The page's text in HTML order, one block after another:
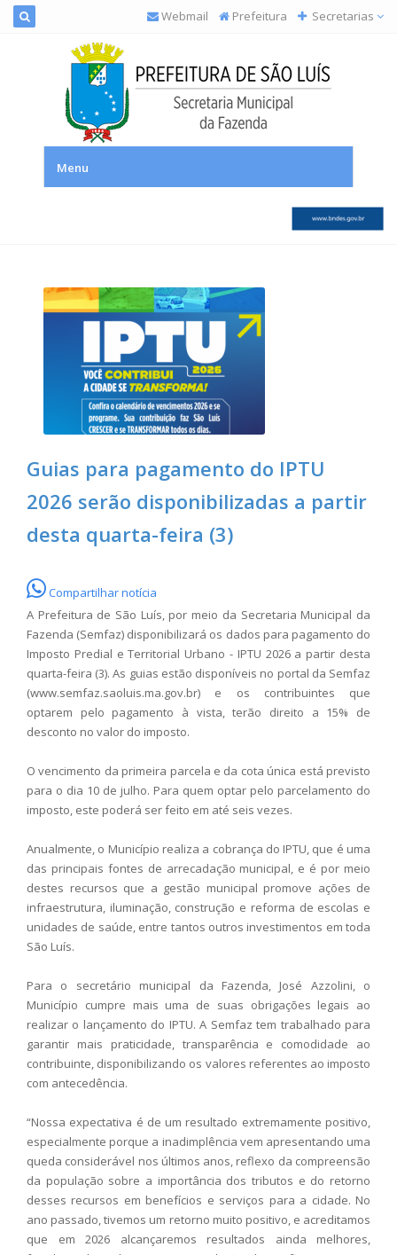
Webmail Prefeitura Secretarias
Menu
Guias para pagamento do IPTU
2026 serão disponibilizadas a partir
desta quarta-feira (3)
Compartilhar notícia
A Prefeitura de São Luís, por meio da Secretaria Municipal da
Fazenda (Semfaz) disponibilizará os dados para pagamento do
Imposto Predial e Territorial Urbano - IPTU 2026 a partir desta
quarta-feira (3). As guias estão disponíveis no portal da Semfaz
(www.semfaz.saoluis.ma.gov.br) e os contribuintes que
optarem pelo pagamento à vista, terão direito a 15% de
desconto no valor do imposto.
O vencimento da primeira parcela e da cota única está previsto
para o dia 10 de julho. Para quem optar pelo parcelamento do
imposto, este poderá ser feito em até seis vezes.
Anualmente, o Município realiza a cobrança do IPTU, que é uma
das principais fontes de arrecadação municipal, e é por meio
destes recursos que a gestão municipal promove ações de
infraestrutura, iluminação, construção e reforma de escolas e
unidades de saúde, entre tantos outros investimentos em toda
São Luís.
Para o secretário municipal da Fazenda, José Azzolini, o
Município cumpre mais uma de suas obrigações legais ao
realizar o lançamento do IPTU. A Semfaz tem trabalhado para
garantir mais praticidade, transparência e comodidade ao
contribuinte, disponibilizando os valores referentes ao imposto
com antecedência.
“Nossa expectativa é de um resultado extremamente positivo,
especialmente porque a inadimplência vem apresentando uma
queda considerável nos últimos anos, reflexo da compreensão
da população sobre a importância dos tributos e do retorno
desses recursos em benefícios e serviços para a cidade. No
ano passado, tivemos um retorno muito positivo, e acreditamos
que em 2026 alcançaremos resultados ainda melhores,